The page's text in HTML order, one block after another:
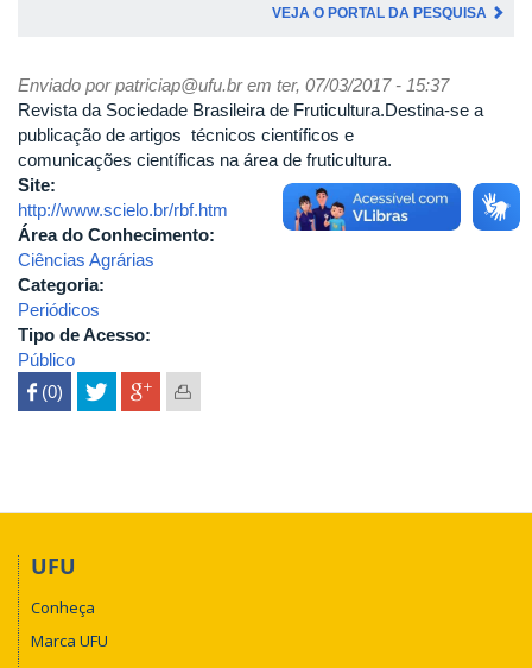
VEJA O PORTAL DA PESQUISA
Enviado porpatriciap@ufu.brem ter, 07/03/2017 - 15:37
Revista da Sociedade Brasileira de Fruticultura.Destina-se a
publicação de artigos técnicos científicos e
comunicações científicas na área de fruticultura.
Site:
http://www.scielo.br/rbf.htm
Área do Conhecimento:
Ciências Agrárias
Categoria:
Periódicos
Tipo de Acesso:
Público
 (0)
UFU
Conheça
Marca UFU